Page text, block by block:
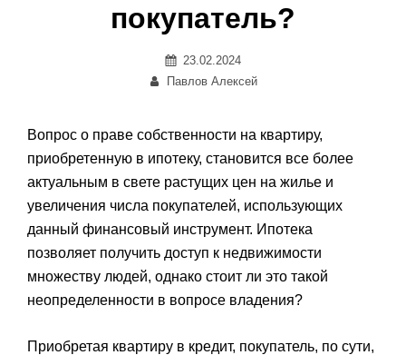
покупатель?
Posted
on
23.02.2024
Автор:
Павлов Алексей
Вопрос о праве собственности на квартиру,
приобретенную в ипотеку, становится все более
актуальным в свете растущих цен на жилье и
увеличения числа покупателей, использующих
данный финансовый инструмент. Ипотека
позволяет получить доступ к недвижимости
множеству людей, однако стоит ли это такой
неопределенности в вопросе владения?
Приобретая квартиру в кредит, покупатель, по сути,